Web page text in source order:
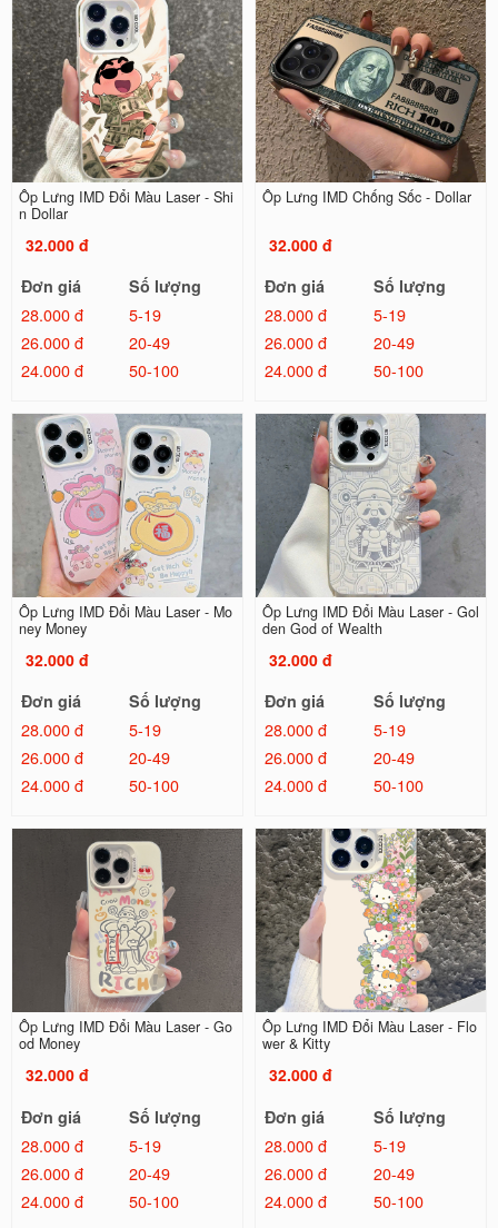
Ốp Lưng IMD Đổi Màu Laser - Shi
n Dollar
32.000 đ
Đơn giá
Số lượng
28.000 đ
5-19
26.000 đ
20-49
24.000 đ
50-100
Ốp Lưng IMD Chống Sốc - Dollar
32.000 đ
Đơn giá
Số lượng
28.000 đ
5-19
26.000 đ
20-49
24.000 đ
50-100
Ốp Lưng IMD Đổi Màu Laser - Mo
ney Money
32.000 đ
Đơn giá
Số lượng
28.000 đ
5-19
26.000 đ
20-49
24.000 đ
50-100
Ốp Lưng IMD Đổi Màu Laser - Gol
den God of Wealth
32.000 đ
Đơn giá
Số lượng
28.000 đ
5-19
26.000 đ
20-49
24.000 đ
50-100
Ốp Lưng IMD Đổi Màu Laser - Go
od Money
32.000 đ
Đơn giá
Số lượng
28.000 đ
5-19
26.000 đ
20-49
24.000 đ
50-100
Ốp Lưng IMD Đổi Màu Laser - Flo
wer & Kitty
32.000 đ
Đơn giá
Số lượng
28.000 đ
5-19
26.000 đ
20-49
24.000 đ
50-100